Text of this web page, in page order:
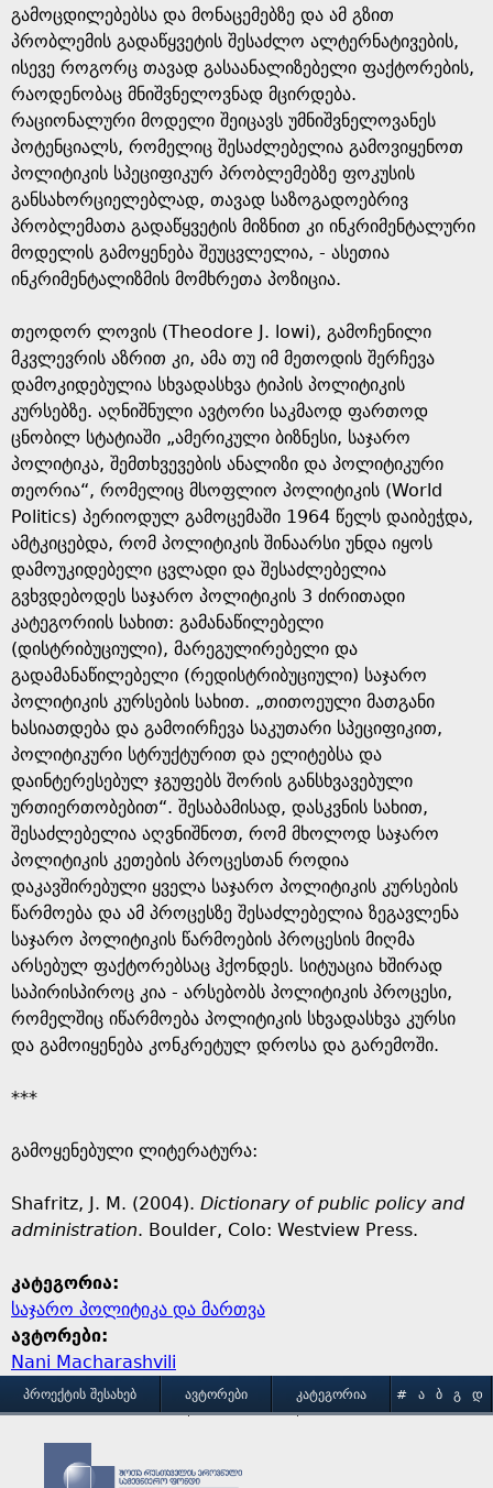
გამოცდილებებსა და მონაცემებზე და ამ გზით
პრობლემის გადაწყვეტის შესაძლო ალტერნატივების,
ისევე როგორც თავად გასაანალიზებელი ფაქტორების,
რაოდენობაც მნიშვნელოვნად მცირდება.
რაციონალური მოდელი შეიცავს უმნიშვნელოვანეს
პოტენციალს, რომელიც შესაძლებელია გამოვიყენოთ
პოლიტიკის სპეციფიკურ პრობლემებზე ფოკუსის
განსახორციელებლად, თავად საზოგადოებრივ
პრობლემათა გადაწყვეტის მიზნით კი ინკრიმენტალური
მოდელის გამოყენება შეუცვლელია, - ასეთია
ინკრიმენტალიზმის მომხრეთა პოზიცია.
თეოდორ ლოვის (Theodore J. lowi), გამოჩენილი
მკვლევრის აზრით კი, ამა თუ იმ მეთოდის შერჩევა
დამოკიდებულია სხვადასხვა ტიპის პოლიტიკის
კურსებზე. აღნიშნული ავტორი საკმაოდ ფართოდ
ცნობილ სტატიაში „ამერიკული ბიზნესი, საჯარო
პოლიტიკა, შემთხვევების ანალიზი და პოლიტიკური
თეორია“, რომელიც მსოფლიო პოლიტიკის (World
Politics) პერიოდულ გამოცემაში 1964 წელს დაიბეჭდა,
ამტკიცებდა, რომ პოლიტიკის შინაარსი უნდა იყოს
დამოუკიდებელი ცვლადი და შესაძლებელია
გვხვდებოდეს საჯარო პოლიტიკის 3 ძირითადი
კატეგორიის სახით: გამანაწილებელი
(დისტრიბუციული), მარეგულირებელი და
გადამანაწილებელი (რედისტრიბუციული) საჯარო
პოლიტიკის კურსების სახით. „თითოეული მათგანი
ხასიათდება და გამოირჩევა საკუთარი სპეციფიკით,
პოლიტიკური სტრუქტურით და ელიტებსა და
დაინტერესებულ ჯგუფებს შორის განსხვავებული
ურთიერთობებით“. შესაბამისად, დასკვნის სახით,
შესაძლებელია აღვნიშნოთ, რომ მხოლოდ საჯარო
პოლიტიკის კეთების პროცესთან როდია
დაკავშირებული ყველა საჯარო პოლიტიკის კურსების
წარმოება და ამ პროცესზე შესაძლებელია ზეგავლენა
საჯარო პოლიტიკის წარმოების პროცესის მიღმა
არსებულ ფაქტორებსაც ჰქონდეს. სიტუაცია ხშირად
საპირისპიროც კია - არსებობს პოლიტიკის პროცესი,
რომელშიც იწარმოება პოლიტიკის სხვადასხვა კურსი
და გამოიყენება კონკრეტულ დროსა და გარემოში.
***
გამოყენებული ლიტერატურა:
Shafritz, J. M. (2004). Dictionary of public policy and
administration. Boulder, Colo: Westview Press.
კატეგორია:
საჯარო პოლიტიკა და მართვა
ავტორები:
Nani Macharashvili
MᲞᲠᲝᲔᲥᲢᲘᲡ ᲨᲔᲡᲐᲮᲔᲑ ᲐᲕᲢᲝᲠᲔᲑᲘ ᲙᲐᲢᲔᲒᲝᲠᲘᲐ # Ა Ბ Გ
Დ